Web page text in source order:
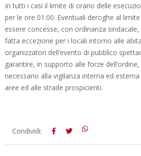
In tutti i casi il limite di orario delle
per le ore 01:00. Eventuali deroghe al
essere concesse, con ordinanza
fatta eccezione per i locali intorno alle
organizzatori dell’evento di pubblico
garantire, in supporto alle forze
necessario alla vigilanza interna ed
aree ed alle strade prospicienti.
2014-
Condividi: